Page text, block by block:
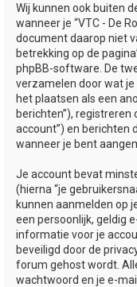
Wij kunnen ook buiten
wanneer je “VTC - De
document daarop niet
betrekking op de
phpBB-software. De
verzamelen door wat je
het plaatsen als een
berichten”), registreren
account”) en berichten
wanneer je bent
Je account bevat
(hierna “je
kunnen aanmelden op
een persoonlijk, geldig
informatie voor je
beveiligd door de
forum gehost wordt.
wachtwoord en je e-